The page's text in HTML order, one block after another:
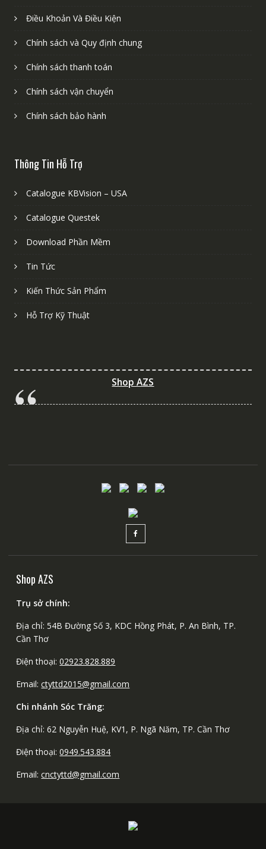
Điều Khoản Và Điều Kiện
Chính sách và Quy định chung
Chính sách thanh toán
Chính sách vận chuyển
Chính sách bảo hành
Thông Tin Hỗ Trợ
Catalogue KBVision – USA
Catalogue Questek
Download Phần Mềm
Tin Tức
Kiến Thức Sản Phẩm
Hỗ Trợ Kỹ Thuật
Shop AZS
Shop AZS
Trụ sở chính:
Địa chỉ: 54B Đường Số 3, KDC Hồng Phát, P. An Bình, TP.
Cần Thơ
Điện thoại:02923.828.889
Email:ctyttd2015@gmail.com
Chi nhánh Sóc Trăng:
Địa chỉ: 62 Nguyễn Huệ, KV1, P. Ngã Năm, TP. Cần Thơ
Điện thoại:0949.543.884
Email:cnctyttd@gmail.com